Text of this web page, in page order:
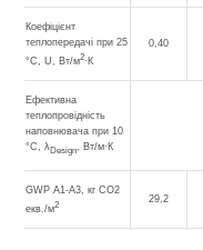
Коефіцієнт
теплопередачі при 25
°С, U, Вт/м2∙К
0,40
Ефективна
теплопровідність
наповнювача при 10
°С, λDesign, Вт/м∙К
GWP A1-A3, кг CO2
екв./м2
29,2